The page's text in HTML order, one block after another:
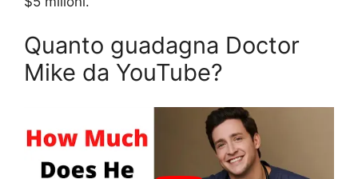
Quanto guadagna Doctor
Mike da YouTube?